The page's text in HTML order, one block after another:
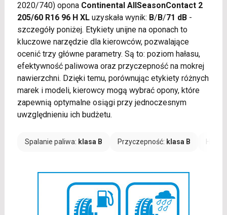
2020/740) opona Continental AllSeasonContact 2
205/60 R16 96 H XLuzyskała wynik: B/B/71 dB-
szczegóły poniżej. Etykiety unijne na oponach to
kluczowe narzędzie dla kierowców, pozwalające
ocenić trzy główne parametry. Są to: poziom hałasu,
efektywność paliwowa oraz przyczepność na mokrej
nawierzchni. Dzięki temu, porównując etykiety różnych
marek i modeli, kierowcy mogą wybrać opony, które
zapewnią optymalne osiągi przy jednoczesnym
uwzględnieniu ich budżetu.
Spalanie paliwa: klasa B Przyczepność: klasa B Hałas: